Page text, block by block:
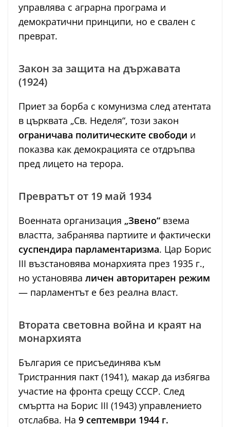
управлява с аграрна програма и
демократични принципи, но е свален с
преврат.
Закон за защита на държавата
(1924)
Приет за борба с комунизма след атентата
в църквата „Св. Неделя“, този закон
ограничава политическите свободи и
показва как демокрацията се отдръпва
пред лицето на терора.
Превратът от 19 май 1934
Военната организация „Звено“ взема
властта, забранява партиите и фактически
суспендира парламентаризма. Цар Борис
III възстановява монархията през 1935 г.,
но установява личен авторитарен режим
— парламентът е без реална власт.
Втората световна война и краят на
монархията
България се присъединява към
Тристранния пакт (1941), макар да избягва
участие на фронта срещу СССР. След
смъртта на Борис III (1943) управлението
отслабва. На 9 септември 1944 г.